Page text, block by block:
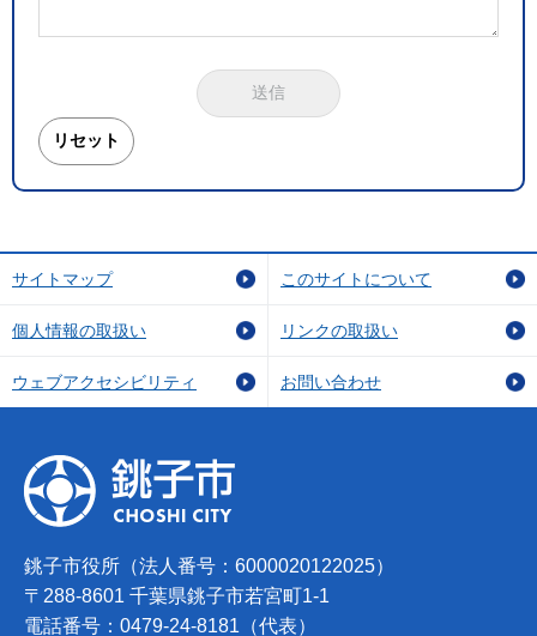
サイトマップ このサイトについて
個人情報の取扱い リンクの取扱い
ウェブアクセシビリティ お問い合わせ
銚子市役所（法人番号：6000020122025）
〒288-8601 千葉県銚子市若宮町1-1
電話番号：0479-24-8181（代表）